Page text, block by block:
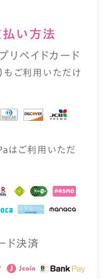
い⽅法
リペイドカード
もご利⽤いただけ
はご利⽤いただ
ド決済